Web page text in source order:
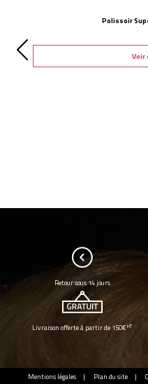
Polissoir
Voir
Retour sous 14 jours
Livraison offerte à partir de 150€HT
Mentions légales Plan du site